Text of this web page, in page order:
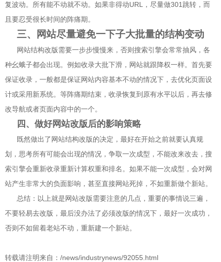
复波动。所有能不动就不动。如果非得动URL，尽量做301跳转，而
且要忍受很长时间的阵痛期。
三、网站尽量避免一下子大批量的结构变动
网站结构改版需要一步步慢慢来，否则搜索引擎会常常抽风，各
种幺蛾子都会出现。例如收录大批下滑，网站就跟降权一样。首先要
保证收录，一般都是保证网站内容基本不动的情况下，去优化页面设
计或采用新系统。等阵痛期结束，收录恢复到原有水平以后，再去修
改导航或者页面内容中的一个。
四、做好网站改版后的影响策略
既然做出了网站结构改版的决定，最好在开始之前就要认真规
划，思考所有可能会出现的情况，争取一次成型，不能改来改去，搜
索引擎会重新收录重新计算权重和排名。如果不能一次成型，会对网
站产生非常大的负面影响，甚至直接网站死掉，不如重新做个新站。
总结：以上就是网站改版需要注意的几点，重要的事情说三遍，
不要轻易去改版，最后没办法了必须改版的情况下，最好一次成功，
否则不如留着老站不动，重新建一个新站。
转载请注明来自：/news/industrynews/92055.html